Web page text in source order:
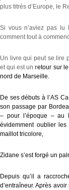
plus titrés d’Europe, le
Si vous n’aviez pas lu
comment tout à
Un livre qui peut se lire
et qui est un retour sur
nord de Marseille.
De ses débuts à l’AS
son passage par
– pour l’époque – au
évidemment oublier
maillot tricolore,
Zidane s’est forgé un
Depuis qu’il a
d’entraîneur. Après